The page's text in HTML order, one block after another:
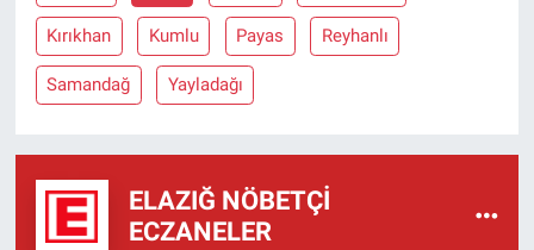
Kırıkhan Kumlu Payas Reyhanlı
Samandağ Yayladağı
ELAZIĞ NÖBETÇI
ECZANELER